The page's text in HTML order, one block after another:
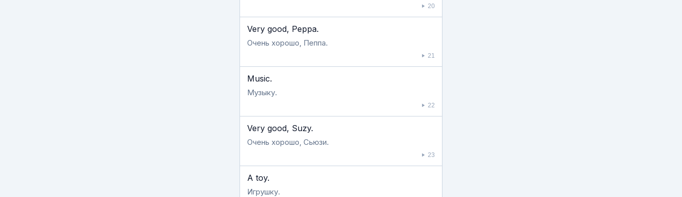
20
Very good, Peppa.
Очень хорошо, Пеппа.
21
Music.
Музыку.
22
Very good, Suzy.
Очень хорошо, Сьюзи.
23
A toy.
Игрушку.